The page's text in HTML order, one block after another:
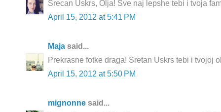
Srecan Uskrs, Olja! Sve naj lepshe tebi i tvoja
April 15, 2012 at 5:41 PM
Maja said...
Prekrasne fotke draga! Sretan Uskrs tebi i tvojoj
April 15, 2012 at 5:50 PM
mignonne said...